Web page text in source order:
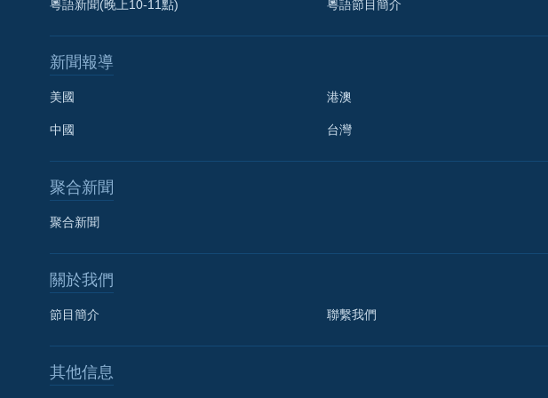
粵語新聞(晚上10-11點) 粵語節目簡介
新聞報導
美國
中國
港澳
台灣
聚合新聞
聚合新聞
關於我們
節目簡介 聯繫我們
其他信息